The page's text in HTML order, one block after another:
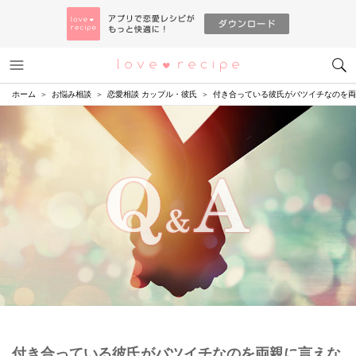
恋愛レシピ
ホーム お悩み相談 恋愛相談 カップル・彼氏 付き合っている彼氏がバツイチなのを